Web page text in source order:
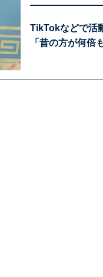
TikTokなどで活
「昔の方が何倍